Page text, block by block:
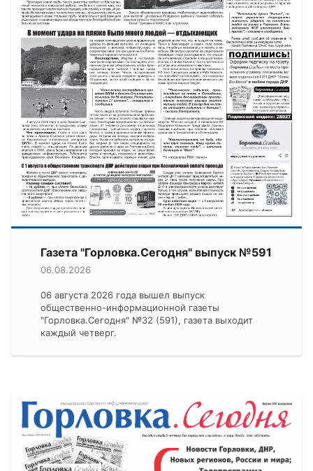
Газета "Горловка.Сегодня" выпуск №591
06.08.2026
06 августа 2026 года вышел выпуск
общественно-информационной газеты
"Горловка.Сегодня" №32 (591), газета выходит
каждый четверг.